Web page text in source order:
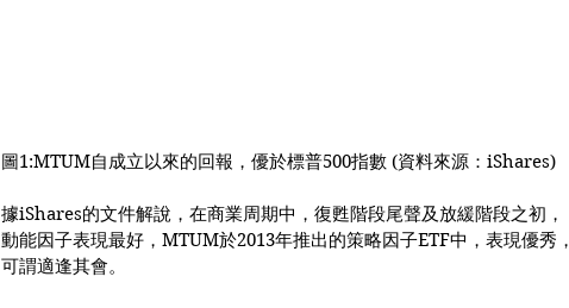
圖1:MTUM自成立以來的回報，優於標普500指數 (資料來源：iShares)
據iShares的文件解說，在商業周期中，復甦階段尾聲及放緩階段之初，
動能因子表現最好，MTUM於2013年推出的策略因子ETF中，表現優秀，
可謂適逢其會。